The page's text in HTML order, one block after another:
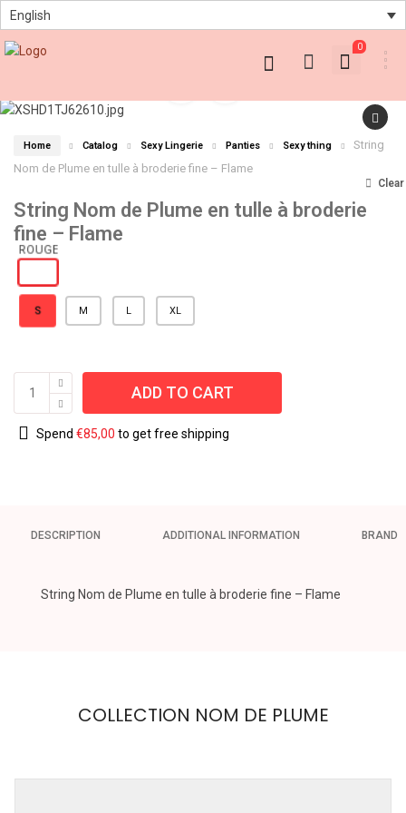
English
0
Home Catalog Sexy Lingerie Panties Sexy thing
String
Nom de Plume en tulle à broderie fine – Flame
String Nom de Plume en tulle à broderie
fine – Flame
S M L XL
Clear
ADD TO CART
Spend €85,00 to get free shipping
DESCRIPTION ADDITIONAL INFORMATION BRAND
String Nom de Plume en tulle à broderie fine – Flame
TEESE
COLLECTION NOM DE PLUME